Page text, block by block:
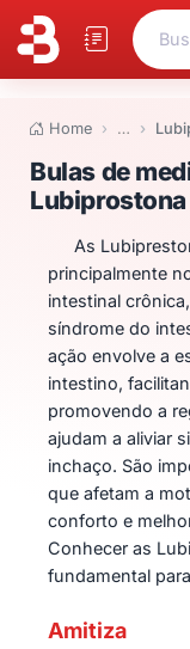
Home …
Bulas de
Bulas de
Lubiprostona
As
principalmente
intestinal
síndrome do
ação envolve a
intestino,
promovendo a
ajudam a aliviar
inchaço. São
que afetam a
conforto e
Conhecer as
fundamental
Amitiza